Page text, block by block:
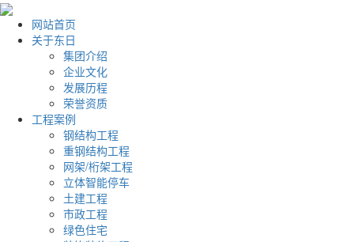
网站首页
关于东日
集团介绍
企业文化
发展历程
荣誉资质
工程案例
钢结构工程
重钢结构工程
网架/桁架工程
立体智能停车
土建工程
市政工程
绿色住宅